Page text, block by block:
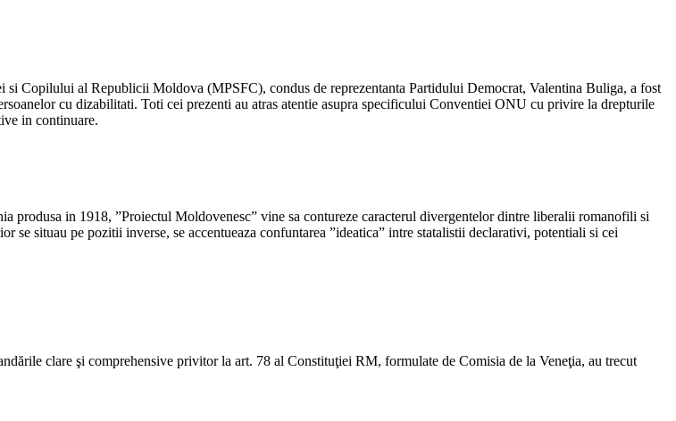
Copilului al Republicii Moldova (MPSFC), condus de reprezentanta Partidului Democrat, Valentina Buliga, a fost
cu dizabilitati. Toti cei prezenti au atras atentie asupra specificului Conventiei ONU cu privire la drepturile
in continuare.
produsa in 1918, ”Proiectul Moldovenesc” vine sa contureze caracterul divergentelor dintre liberalii romanofili si
situau pe pozitii inverse, se accentueaza confuntarea ”ideatica” intre statalistii declarativi, potentiali si cei
clare şi comprehensive privitor la art. 78 al Constituţiei RM, formulate de Comisia de la Veneţia, au trecut